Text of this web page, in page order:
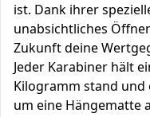
ist. Dank ihrer
unabsichtliches
Zukunft deine
Jeder Karabiner hält
Kilogramm stand und
um eine Hängematte